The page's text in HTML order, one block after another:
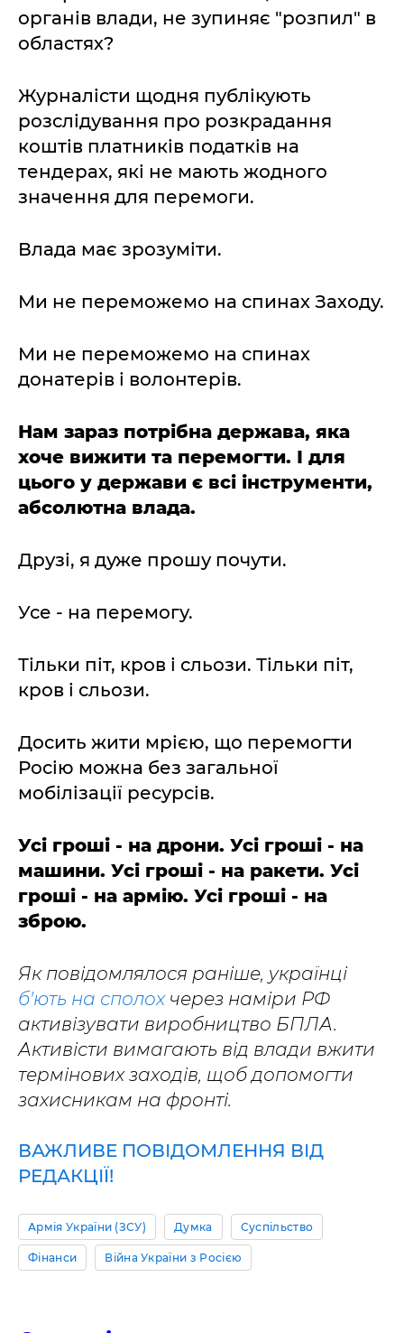
органів влади, не зупиняє "розпил" в
областях?
Журналісти щодня публікують
розслідування про розкрадання
коштів платників податків на
тендерах, які не мають жодного
значення для перемоги.
Влада має зрозуміти.
Ми не переможемо на спинах Заходу.
Ми не переможемо на спинах
донатерів і волонтерів.
Нам зараз потрібна держава, яка
хоче вижити та перемогти. І для
цього у держави є всі інструменти,
абсолютна влада.
Друзі, я дуже прошу почути.
Усе - на перемогу.
Тільки піт, кров і сльози. Тільки піт,
кров і сльози.
Досить жити мрією, що перемогти
Росію можна без загальної
мобілізації ресурсів.
Усі гроші - на дрони. Усі гроші - на
машини. Усі гроші - на ракети. Усі
гроші - на армію. Усі гроші - на
зброю.
Як повідомлялося раніше, українці
б'ють на сполохчерез наміри РФ
активізувати виробництво БПЛА.
Активісти вимагають від влади вжити
термінових заходів, щоб допомогти
захисникам на фронті.
ВАЖЛИВЕ ПОВІДОМЛЕННЯ ВІД
РЕДАКЦІЇ!
Армія України (ЗСУ) Думка Суспільство
Фінанси Війна України з Росією